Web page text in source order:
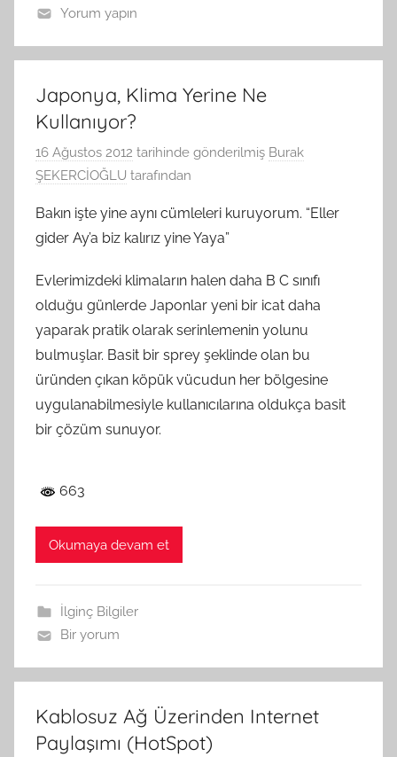
Yorum yapın
Japonya, Klima Yerine Ne
Kullanıyor?
16 Ağustos 2012 tarihinde gönderilmiş Burak
ŞEKERCİOĞLU tarafından
Bakın işte yine aynı cümleleri kuruyorum. “Eller
gider Ay’a biz kalırız yine Yaya”
Evlerimizdeki klimaların halen daha B C sınıfı
olduğu günlerde Japonlar yeni bir icat daha
yaparak pratik olarak serinlemenin yolunu
bulmuşlar. Basit bir sprey şeklinde olan bu
üründen çıkan köpük vücudun her bölgesine
uygulanabilmesiyle kullanıcılarına oldukça basit
bir çözüm sunuyor.
663
Okumaya devam et
İlginç Bilgiler
Bir yorum
Kablosuz Ağ Üzerinden Internet
Paylaşımı (HotSpot)